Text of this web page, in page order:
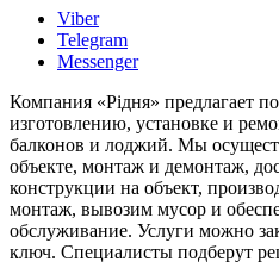
Viber
Telegram
Messenger
Компания «Рідня» предлагает
изготовлению, установке и
балконов и лоджий. Мы
объекте, монтаж и демонтаж,
конструкции на объект,
монтаж, вывозим мусор и
обслуживание. Услуги можно
ключ. Специалисты подберут